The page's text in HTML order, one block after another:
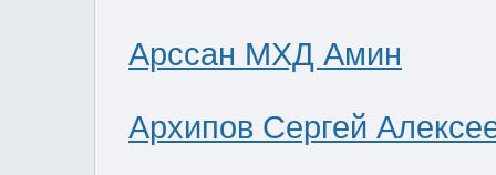
Арссан МХД Амин
Архипов Сергей